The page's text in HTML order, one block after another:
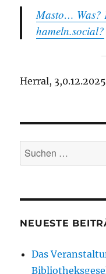
Masto… Was?
hameln.social?
Herral, 3,0.12.2025
Suchen
nach:
NEUESTE
Das